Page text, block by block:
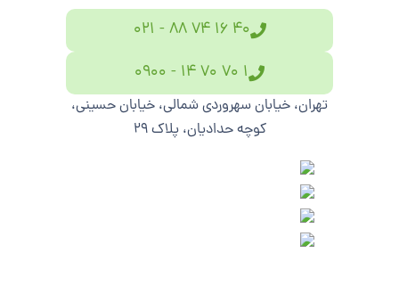
40 16 74 88 - 021
1 70 70 14 - 0900
تهران، خیابان سهروردی شمالی، خیابان حسینی،
کوچه حدادیان، پلاک ۲۹